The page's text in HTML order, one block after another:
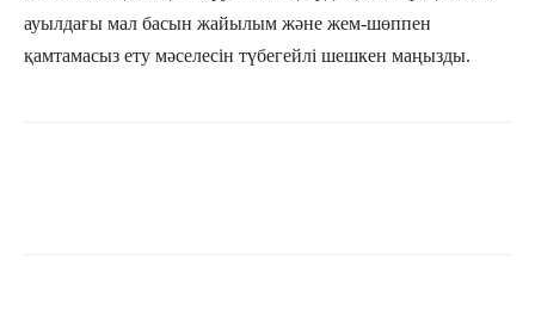
ауылдағы мал басын жайылым және жем-шөппен
қамтамасыз ету мәселесін түбегейлі шешкен маңызды.